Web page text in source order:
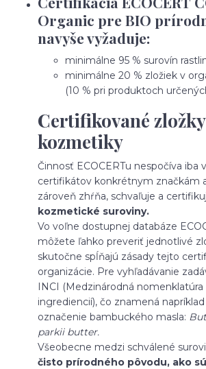
Organic pre BIO
navyše vyžaduje:
minimálne 95 % surovín
minimálne 20 % zložiek v
(10 % pri produktoch
Certifikované
kozmetiky
Činnosť ECOCERTu nespočíva iba
certifikátov konkrétnym značkám
zároveň zhŕňa, schvaľuje a
kozmetické suroviny.
Vo voľne dostupnej databáze
môžete ľahko preveriť jednotlivé
skutočne spĺňajú zásady tejto
organizácie. Pre vyhľadávanie
INCI (Medzinárodná
ingrediencií), čo znamená
označenie bambuckého masla:
parkii butter.
Všeobecne medzi schválené
čisto prírodného pôvodu, ako